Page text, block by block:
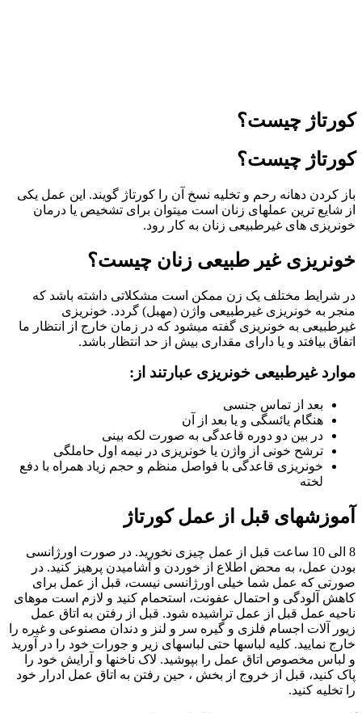
کورتاژ چیست؟
کورتاژ چیست؟
باز کردن دهانه رحم و تخلیه نسخ آن را کورتاژ گویند. این عمل یکی
از شایع ترین عملهای زنان است میتوان برای تشخیص یا درمان
خونریزی های غیرطبیعی زنان به کار رود.
خونریزی غیر طبیعی زنان چیست؟
در شرایط مختلف یک زن ممکن است مشکلاتی داشته باشد که
منجر به خونریزی غیرطبیعی واژن (مهبل) گردد. خونریزی
غیرطبیعی به خونریزی گفته میشود که در زمان خارج از انتظار ما
اتفاق بیافتد و یا دارای مقداری بیش از حد انتظار باشد.
موارد غیرطبیعی خونریزی عبارتند از:
بعد از تماس جنسی
هنگام یائسگی و یا بعد از آن
در بین دو دوره قاعدگی به صورت لکه بینی
ترشح خونی از واژن یا خونریزی در نیمه اول حاملگی
خونریزی قاعدگی با فواصل منظم و حجم زیاد همراه با دفع
لخته
آموزشهای قبل از عمل کورتاژ
8 الی 10 ساعت قبل از عمل چیزی نخورید. در صورت اورژانسی
بودن عمل، به محض اطلاع از خوردن و آشامیدن پرهیز کنید. در
صورتی که عمل شما خیلی اورژانسی نیست، قبل از عمل برای
کاهش آلودگی و احتمال عفونت، استحمام کنید و لازم است موهای
ناحیه عمل قبل از عمل تراشیده شود. قبل از رفتن به اتاق عمل
زیور آلات اجسام فلزی و گیره سر و لنز و دندان مصنوعی و غیره را
خارج نمایید. کلیه لباسها حتی لباسهای زیر و جورات خود را در آورید
و لباس مخصوص اتاق عمل را بپوشید. لاک ناخنها و آرایش خود را
پاک کنید، قبل از خروج از بخش ، حین رفتن به اتاق عمل ادرار خود
را تخلیه کنید.